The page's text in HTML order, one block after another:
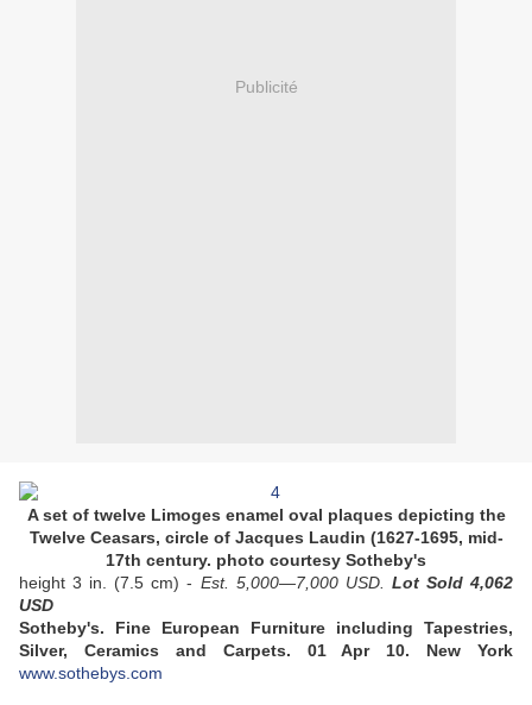
Publicité
A set of twelve Limoges enamel oval plaques depicting the
Twelve Ceasars, circle of Jacques Laudin (1627-1695, mid-
17th century. photo courtesy Sotheby's
height 3 in. (7.5 cm) - Est. 5,000—7,000 USD. Lot Sold 4,062
USD
Sotheby's. Fine European Furniture including Tapestries,
Silver, Ceramics and Carpets. 01 Apr 10. New York
www.sothebys.com